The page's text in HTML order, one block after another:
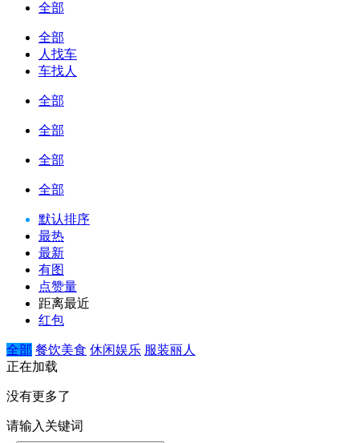
全部
全部
人找车
车找人
全部
全部
全部
全部
默认排序
最热
最新
有图
点赞量
距离最近
红包
全部 餐饮美食 休闲娱乐 服装丽人
正在加载
没有更多了
请输入关键词